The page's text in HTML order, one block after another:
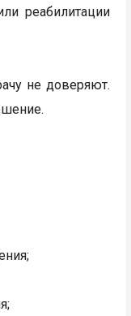
реабилитации
не доверяют.